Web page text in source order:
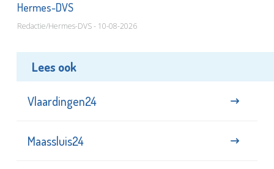
Hermes-DVS
Redactie/Hermes-DVS - 10-08-2026
Lees ook
Vlaardingen24
Maassluis24